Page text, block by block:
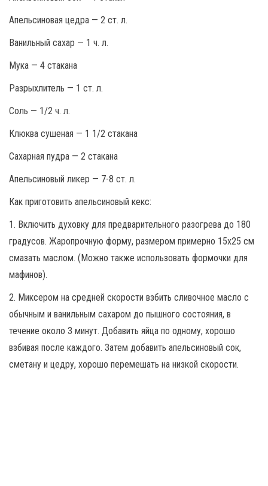
Апельсиновая цедра — 2 ст. л.
Ванильный сахар — 1 ч. л.
Мука — 4 стакана
Разрыхлитель — 1 ст. л.
Соль — 1/2 ч. л.
Клюква сушеная — 1 1/2 стакана
Сахарная пудра — 2 стакана
Апельсиновый ликер — 7-8 ст. л.
Как приготовить апельсиновый кекс:
1. Включить духовку для предварительного разогрева до 180
градусов. Жаропрочную форму, размером примерно 15х25 см
смазать маслом. (Можно также использовать формочки для
мафинов).
2. Миксером на средней скорости взбить сливочное масло с
обычным и ванильным сахаром до пышного состояния, в
течение около 3 минут. Добавить яйца по одному, хорошо
взбивая после каждого. Затем добавить апельсиновый сок,
сметану и цедру, хорошо перемешать на низкой скорости.